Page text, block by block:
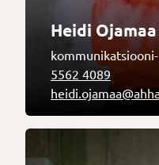
Heidi Ojamaa
5562 4089